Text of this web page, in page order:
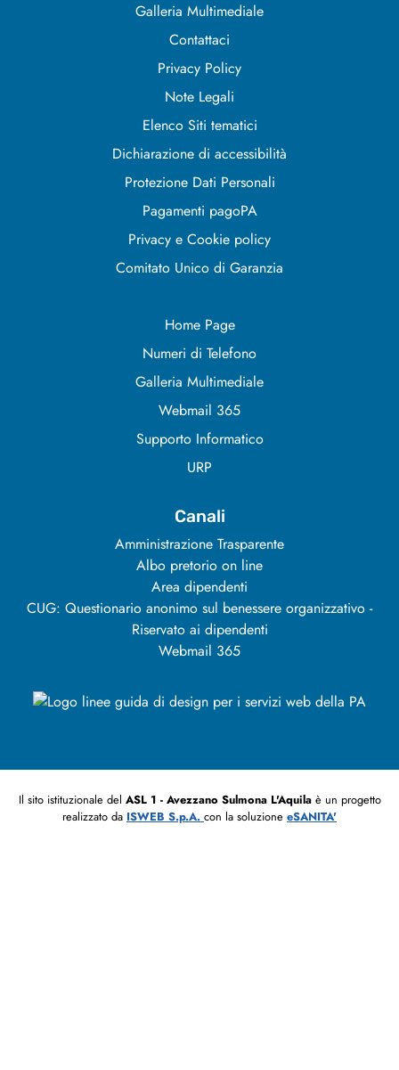
Galleria Multimediale
Contattaci
Privacy Policy
Note Legali
Elenco Siti tematici
Dichiarazione di accessibilità
Protezione Dati Personali
Pagamenti pagoPA
Privacy e Cookie policy
Comitato Unico di Garanzia
Home Page
Numeri di Telefono
Galleria Multimediale
Webmail 365
Supporto Informatico
URP
Canali
Amministrazione Trasparente
Albo pretorio on line
Area dipendenti
CUG: Questionario anonimo sul benessere organizzativo -
Riservato ai dipendenti
Webmail 365
Il sito istituzionale del ASL 1 - Avezzano Sulmona L'Aquilaè un progetto
realizzato da ISWEB S.p.A. con la soluzione eSANITA'